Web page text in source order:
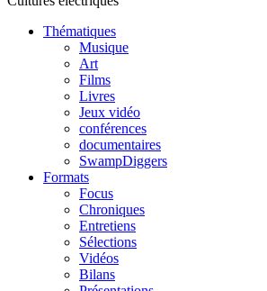
Thématiques
Musique
Art
Films
Livres
Jeux vidéo
conférences
documentaires
SwampDiggers
Formats
Focus
Chroniques
Entretiens
Sélections
Vidéos
Bilans